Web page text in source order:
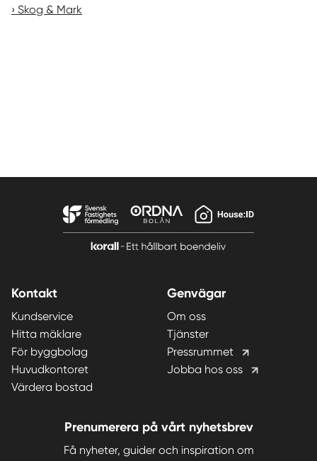
Skog & Mark
Kontakt
Kundservice
Hitta mäklare
För byggbolag
Huvudkontoret
Värdera bostad
Genvägar
Om oss
Tjänster
Pressrummet
Jobba hos oss
Prenumerera på vårt nyhetsbrev
Få nyheter, guider och inspiration om